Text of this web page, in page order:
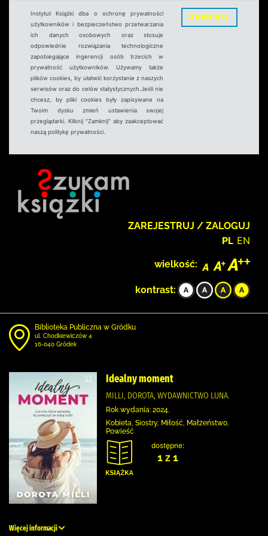
Instytut Książki dba o ochronę prywatności
użytkowników i bezpieczeństwo przetwarzania
ich danych osobowych oraz stosuje
odpowiednie rozwiązania technologiczne
zapobiegające ingerencji osób trzecich w
prywatność użytkowników. Używamy także
plików cookies, by ułatwić korzystanie z naszych
serwisów oraz do celów statystycznych.Jeśli nie
chcesz, by pliki cookies były zapisywane na
Twoim dysku zmień ustawienia swojej
przeglądarki. Kliknij "Zamknij" aby zaakceptować
naszą politykę prywatności.
ZAMKNIJ
ZAREJESTRUJ / ZALOGUJ
PL EN
wielkość:
kontrast:
Biblioteka Publiczna w Gródku
ul. Chodkiewiczów 4
16-040 Gródek
Idealny moment
MILLI, DOROTA, WYDAWNICTWO LUNA.
Rok wydania: 2024.
Kobieta, Siostry, Miłość, Małżeństwo,
Powieść
dostępne:
1 z 1
Więcej informacji